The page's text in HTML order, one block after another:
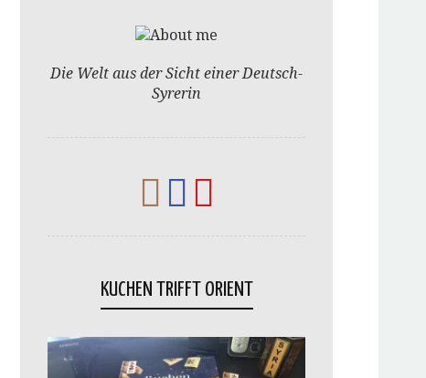
Die Welt aus der Sicht einer Deutsch-
Syrerin
KUCHEN TRIFFT ORIENT